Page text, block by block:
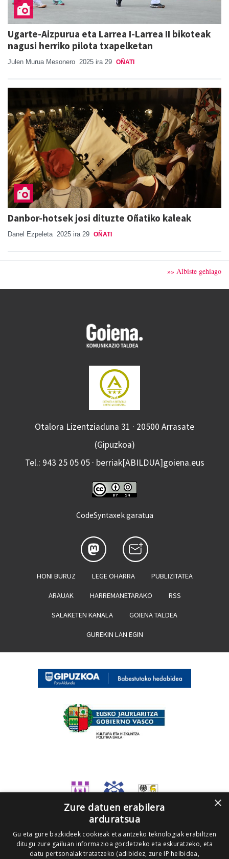
Ugarte-Aizpurua eta Larrea I-Larrea II bikoteak
nagusi herriko pilota txapelketan
Julen Murua Mesonero 2025 ira 29 OÑATI
Danbor-hotsek josi dituzte Oñatiko kaleak
Danel Ezpeleta 2025 ira 29 OÑATI
»» Albiste gehiago
Otalora Lizentziaduna 31 · 20500 Arrasate
(Gipuzkoa)
Tel.: 943 25 05 05 · berriak[ABILDUA]goiena.eus
CodeSyntaxek garatua
HONI BURUZ LEGE OHARRA PUBLIZITATEA
ARAUAK HARREMANETARAKO RSS
SALAKETEN KANALA GOIENA TALDEA
GUREKIN LAN EGIN
×
Zure datuen erabilera
arduratsua
Gu eta gure bazkideek cookieak eta antzeko teknologiak erabiltzen
ditugu zure gailuan informazioa gordetzeko eta eskuratzeko, eta
datu pertsonalak tratatzeko (adibidez, zure IP helbidea,